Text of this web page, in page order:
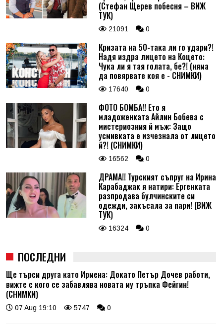
(Стефан Щерев побесня – ВИЖ
ТУК)
21091 0
Кризата на 50-така ли го удари?!
Надя издра лицето на Коцето:
Чука ли я тая голата, бе?! (няма
да повярвате коя е - СНИМКИ)
17640 0
ФОТО БОМБА!! Ето я
младоженката Айлин Бобева с
мистериозния й мъж: Защо
усмивката е изчезнала от лицето
й?! (СНИМКИ)
16562 0
ДРАМА!! Турският съпруг на Ирина
Карабаджак я натири: Ергенката
разпродава булчинските си
одежди, закъсала за пари! (ВИЖ
ТУК)
16324 0
ПОСЛЕДНИ
Ще търси друга като Ирмена: Докато Петър Дочев работи,
вижте с кого се забавлява новата му тръпка Фейгин!
(СНИМКИ)
07 Aug 19:10 5747 0